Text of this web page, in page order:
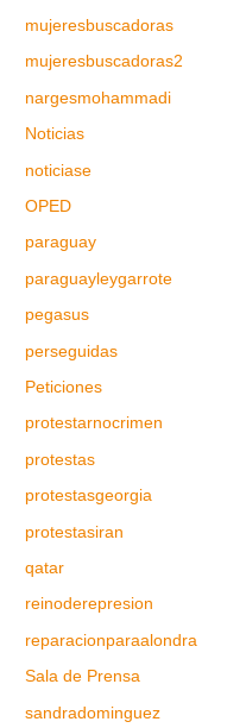
mujeresbuscadoras
mujeresbuscadoras2
nargesmohammadi
Noticias
noticiase
OPED
paraguay
paraguayleygarrote
pegasus
perseguidas
Peticiones
protestarnocrimen
protestas
protestasgeorgia
protestasiran
qatar
reinoderepresion
reparacionparaalondra
Sala de Prensa
sandradominguez